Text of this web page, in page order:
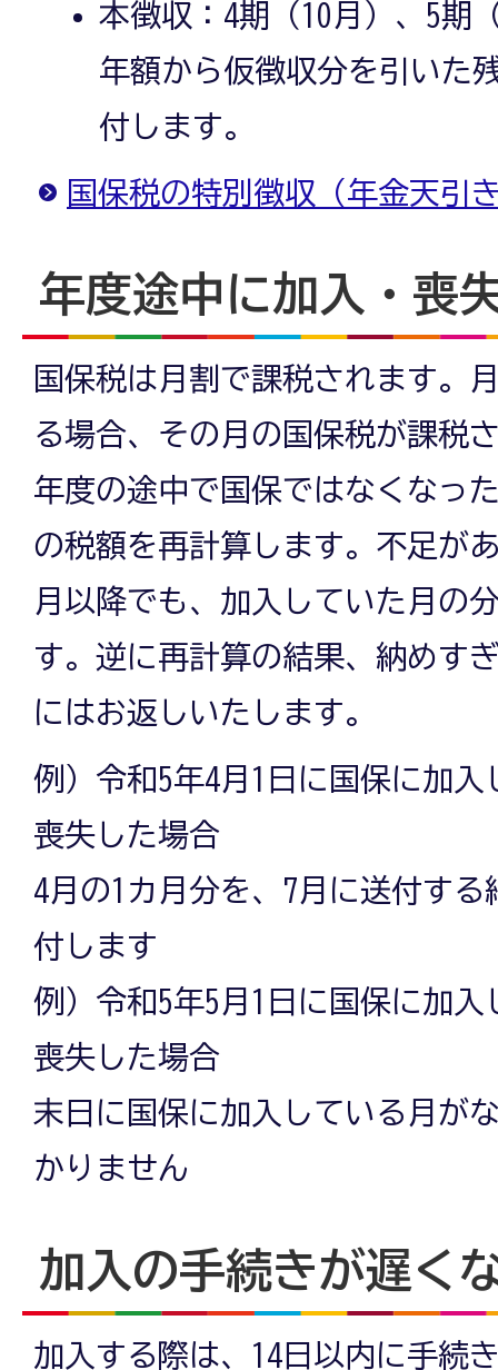
本徴収：4期（10月）、5期
年額から仮徴収分を引いた
付します。
国保税の特別徴収（年金天引
年度途中に加入・喪
国保税は月割で課税されます。
る場合、その月の国保税が課税
年度の途中で国保ではなくなっ
の税額を再計算します。不足が
月以降でも、加入していた月の
す。逆に再計算の結果、納めす
にはお返しいたします。
例）令和5年4月1日に国保に加入
喪失した場合
4月の1カ月分を、7月に送付す
付します
例）令和5年5月1日に国保に加入
喪失した場合
末日に国保に加入している月が
かりません
加入の手続きが遅く
加入する際は、14日以内に手続